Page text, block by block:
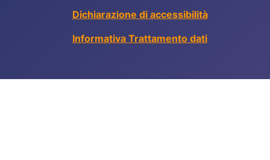
Dichiarazione di accessibilità
Informativa Trattamento dati